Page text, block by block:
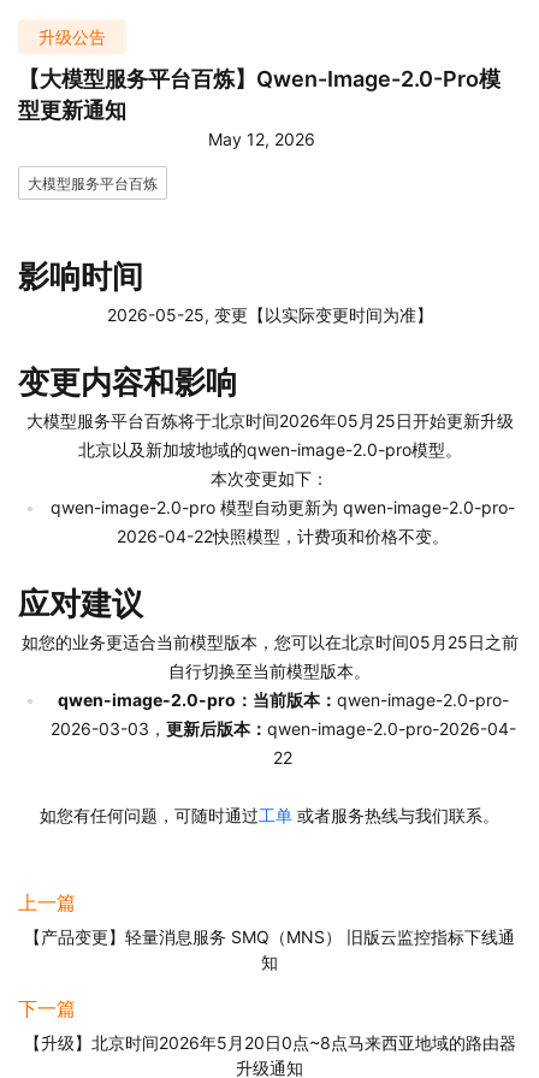
升级公告
【大模型服务平台百炼】Qwen-Image-2.0-Pro模
型更新通知
May 12, 2026
大模型服务平台百炼
影响时间
2026-05-25, 变更【以实际变更时间为准】
变更内容和影响
大模型服务平台百炼将于北京时间2026年05月25日开始更新升级
北京以及新加坡地域的qwen-image-2.0-pro模型。
本次变更如下：
qwen-image-2.0-pro 模型自动更新为 qwen-image-2.0-pro-
2026-04-22快照模型，计费项和价格不变。
应对建议
如您的业务更适合当前模型版本，您可以在北京时间05月25日之前
自行切换至当前模型版本。
qwen-image-2.0-pro：当前版本： qwen-image-2.0-pro-
2026-03-03， 更新后版本： qwen-image-2.0-pro-2026-04-
22
如您有任何问题，可随时通过工单 或者服务热线与我们联系。
上一篇
【产品变更】轻量消息服务 SMQ（MNS） 旧版云监控指标下线通
知
下一篇
【升级】北京时间2026年5月20日0点~8点马来西亚地域的路由器
升级通知